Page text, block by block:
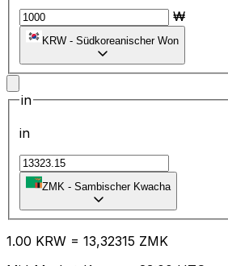
₩
KRW - Südkoreanischer Won
in
in
ZMK - Sambischer Kwacha
1.00 KRW = 13,32315 ZMK